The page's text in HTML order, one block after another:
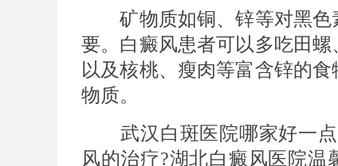
矿物质如铜、锌等对黑色
要。白癜风患者可以多吃田螺
以及核桃、瘦肉等富含锌的
物质。
武汉白斑医院哪家好一点
风的治疗?湖北白癜风医院温